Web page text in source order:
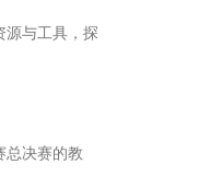
源与工具，探
总决赛的教